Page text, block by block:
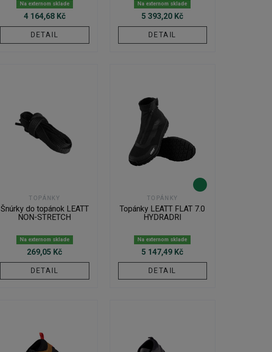
Na externom sklade
4 164,68 Kč
DETAIL
Na externom sklade
5 393,20 Kč
DETAIL
TOPÁNKY
Šnúrky do topánok LEATT
NON-STRETCH
Na externom sklade
269,05 Kč
DETAIL
TOPÁNKY
Topánky LEATT FLAT 7.0
HYDRADRI
Na externom sklade
5 147,49 Kč
DETAIL